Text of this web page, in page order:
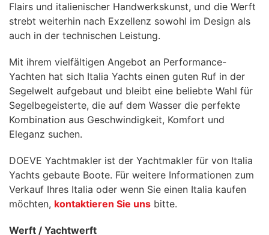
Flairs und italienischer Handwerkskunst, und die Werft
strebt weiterhin nach Exzellenz sowohl im Design als
auch in der technischen Leistung.
Mit ihrem vielfältigen Angebot an Performance-
Yachten hat sich Italia Yachts einen guten Ruf in der
Segelwelt aufgebaut und bleibt eine beliebte Wahl für
Segelbegeisterte, die auf dem Wasser die perfekte
Kombination aus Geschwindigkeit, Komfort und
Eleganz suchen.
DOEVE Yachtmakler ist der Yachtmakler für von Italia
Yachts gebaute Boote. Für weitere Informationen zum
Verkauf Ihres Italia oder wenn Sie einen Italia kaufen
möchten, kontaktieren Sie uns bitte.
Werft / Yachtwerft